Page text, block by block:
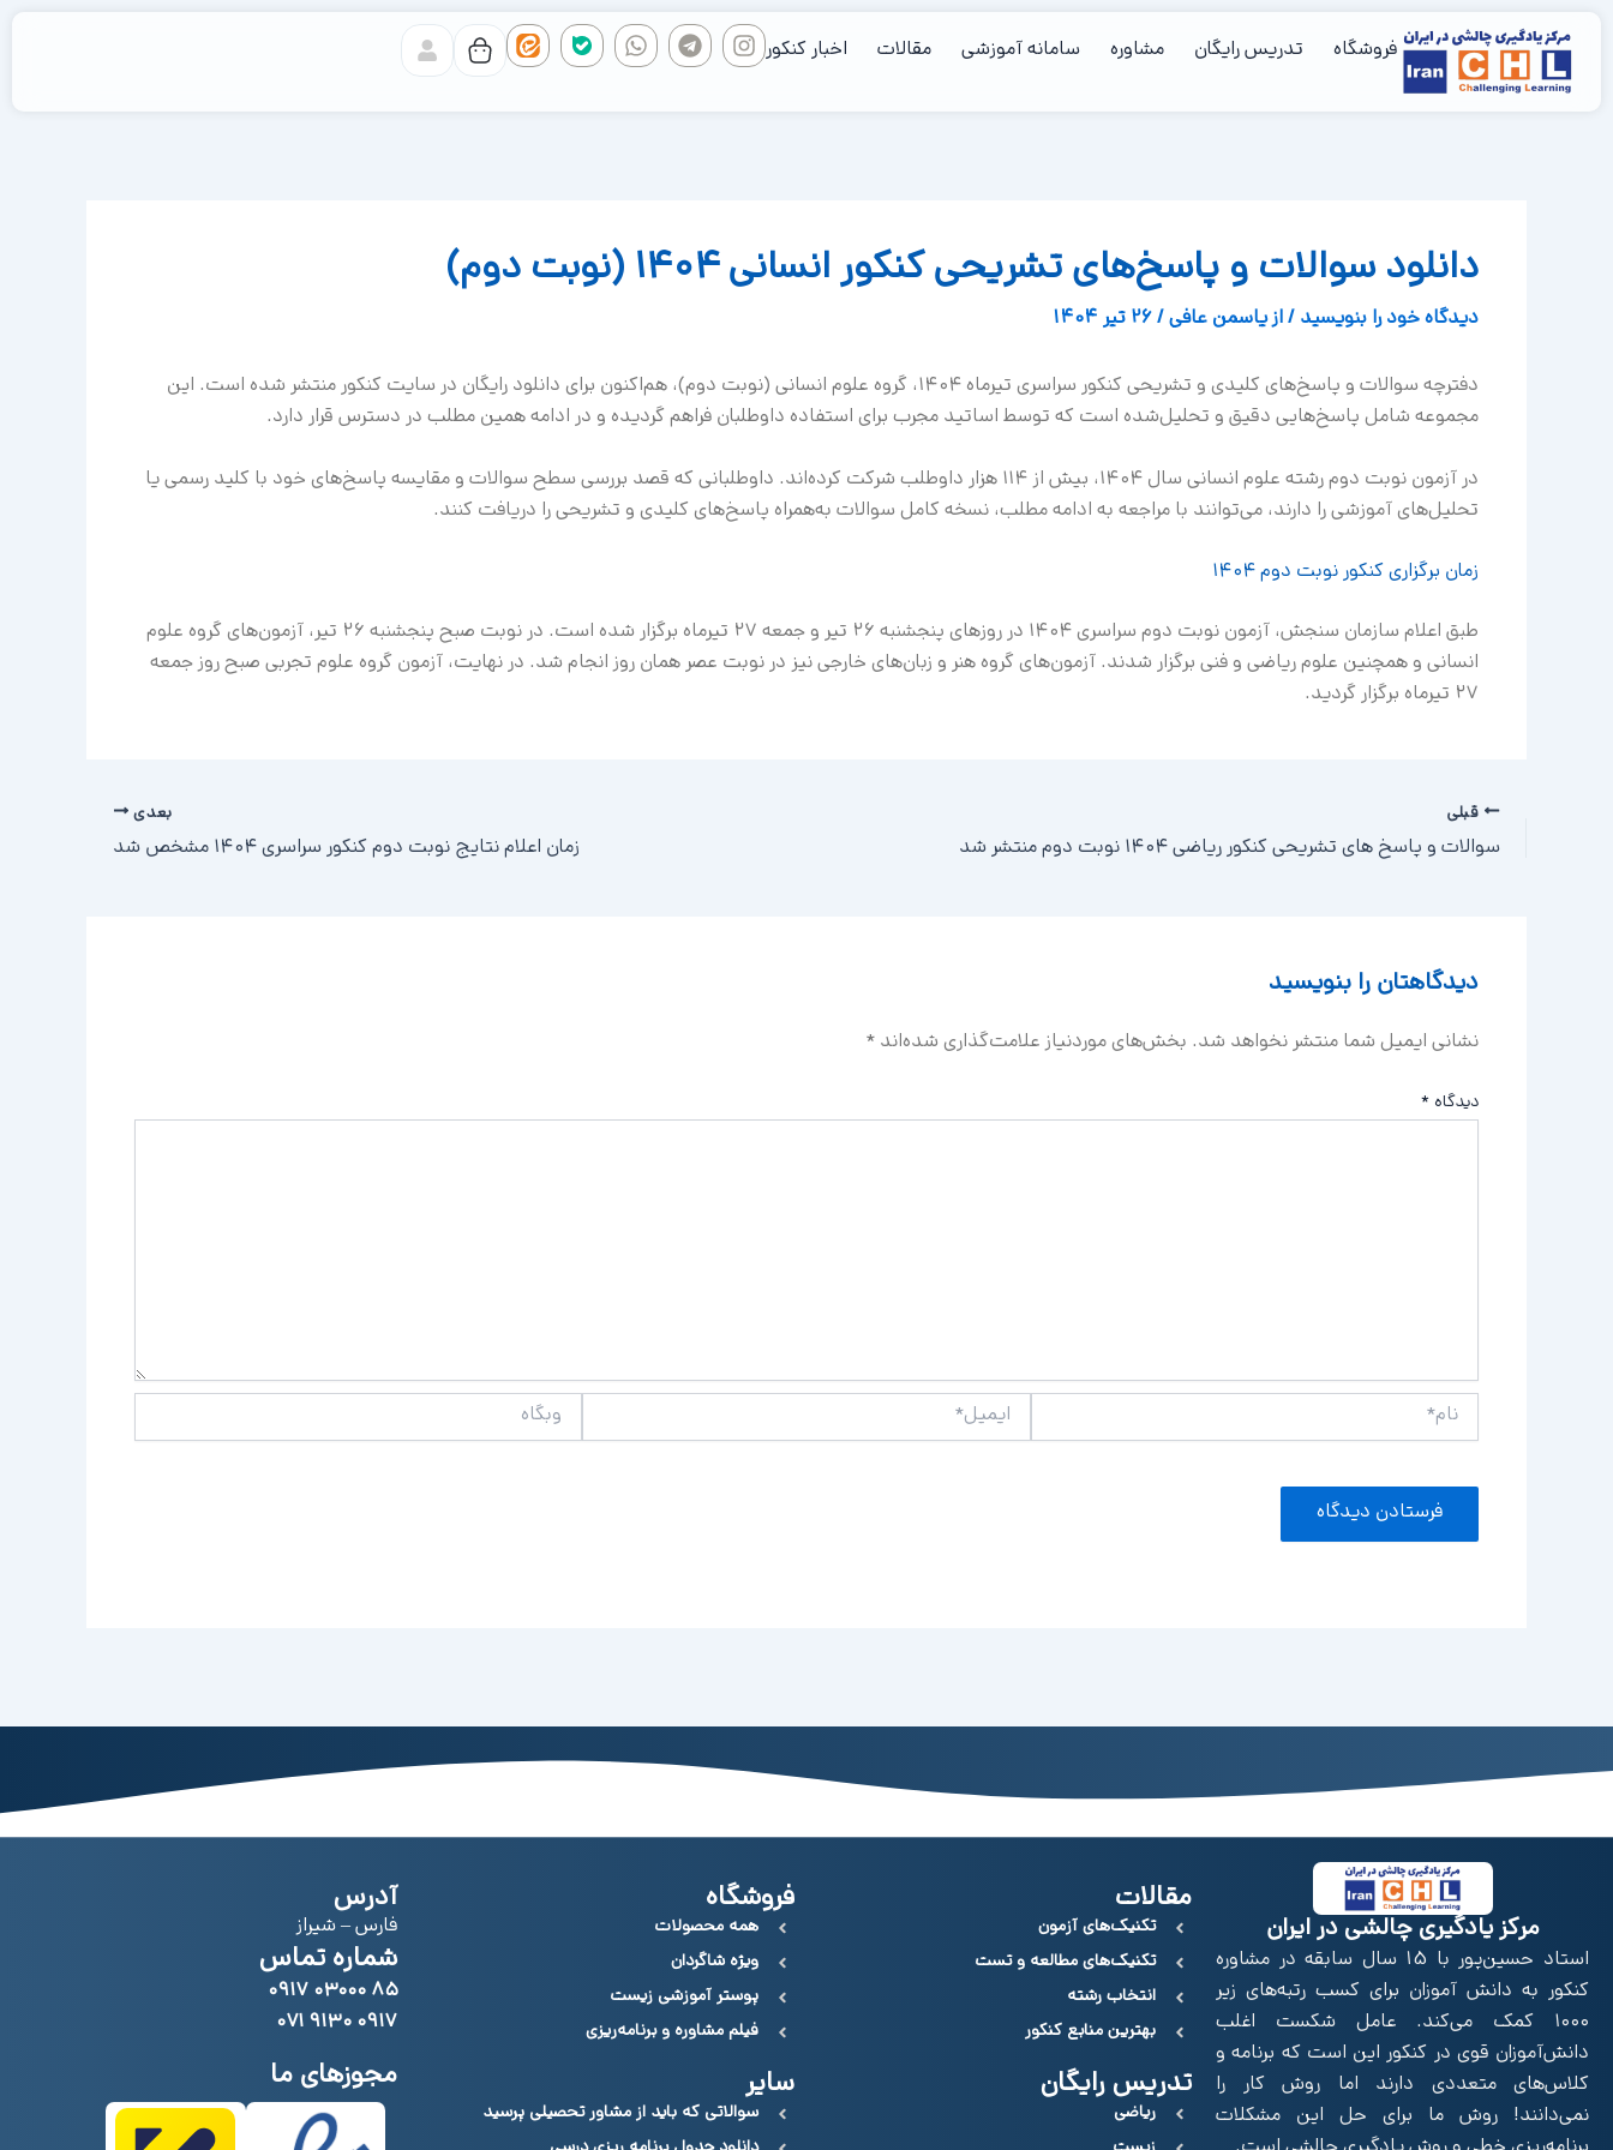
محتوا
فروشگاه تدریس رایگان مشاوره سامانه آموزشی مقالات اخبار کنکور I
n
T
e
W
h
دانلود سوالات و پاسخ‌های تشریحی کنکور انسانی ۱۴۰۴ (نوبت دوم)
دیدگاه‌ خود را بنویسید / ازیاسمن عافي/26 تیر 1404
دفترچه سوالات و پاسخ‌های کلیدی و تشریحی کنکور سراسری تیرماه ۱۴۰۴، گروه علوم انسانی (نوبت دوم)، هم‌اکنون برای دانلود رایگان در سایت کنکور منتشر شده است. این
مجموعه شامل پاسخ‌هایی دقیق و تحلیل‌شده است که توسط اساتید مجرب برای استفاده داوطلبان فراهم گردیده و در ادامه همین مطلب در دسترس قرار دارد.
در آزمون نوبت دوم رشته علوم انسانی سال ۱۴۰۴، بیش از ۱۱۴ هزار داوطلب شرکت کرده‌اند. داوطلبانی که قصد بررسی سطح سوالات و مقایسه پاسخ‌های خود با کلید رسمی یا
تحلیل‌های آموزشی را دارند، می‌توانند با مراجعه به ادامه مطلب، نسخه کامل سوالات به‌همراه پاسخ‌های کلیدی و تشریحی را دریافت کنند.
زمان برگزاری کنکور نوبت دوم ۱۴۰۴
طبق اعلام سازمان سنجش، آزمون نوبت دوم سراسری ۱۴۰۴ در روزهای پنجشنبه ۲۶ تیر و جمعه ۲۷ تیرماه برگزار شده است. در نوبت صبح پنجشنبه ۲۶ تیر، آزمون‌های گروه علوم
انسانی و همچنین علوم ریاضی و فنی برگزار شدند. آزمون‌های گروه هنر و زبان‌های خارجی نیز در نوبت عصر همان روز انجام شد. در نهایت، آزمون گروه علوم تجربی صبح روز جمعه
۲۷ تیرماه برگزار گردید.
قبلی
سوالات و پاسخ های تشریحی کنکور ریاضی ۱۴۰۴ نوبت دوم منتشر شد
بعدی
زمان اعلام نتایج نوبت دوم کنکور سراسری ۱۴۰۴ مشخص شد
دیدگاهتان را بنویسید
نشانی ایمیل شما منتشر نخواهد شد. بخش‌های موردنیاز علامت‌گذاری شده‌اند *
دیدگاه *
نام* ایمیل* وبگاه
مرکز یادگیری چالشی در ایران
استاد حسین‌پور با 15 سال سابقه در مشاوره
کنکور به دانش آموزان برای کسب رتبه‌های زیر
۱۰۰۰ کمک می‌کند. عامل شکست اغلب
دانش‌آموزان قوی در کنکور این است که برنامه و
کلاس‌های متعددی دارند اما روش کار را
نمی‌دانند! روش‌ ما برای حل این مشکلات
مقالات
تکنیک‌های آزمون
تکنیک‌های مطالعه و تست
انتخاب رشته
بهترین منابع کنکور
تدریس رایگان
ریاضی
فروشگاه
همه محصولات
ویژه شاگردان
پوستر آموزشی زیست
فیلم مشاوره و برنامه‌ریزی
سایر
سوالاتی که باید از مشاور تحصیلی پرسید
آدرس
فارس – شیراز
شماره تماس
۸۵ ۰۳۰۰۰ ۰۹۱۷
۰۹۱۷ ۹۱۳۰ ۰۷۱
مجوزهای ما